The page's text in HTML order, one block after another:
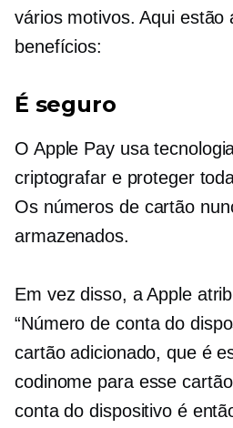
vários motivos. Aqui estão
benefícios:
É seguro
O Apple Pay usa
criptografar e proteger
Os números de cartão
armazenados.
Em vez disso, a Apple
“Número de conta do
cartão adicionado, que é
codinome para esse
conta do dispositivo é